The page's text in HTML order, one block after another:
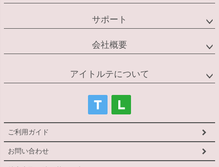
サポート
会社概要
アイトルテについて
ご利用ガイド
お問い合わせ